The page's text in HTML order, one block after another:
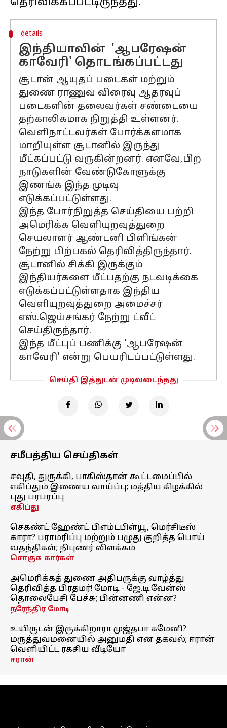
details
இந்தியாவின் 'ஆபரேஷன்
காவேரி' தொடங்கப்பட்டது
சூடான் ஆயுதப் படைகள் மற்றும்
துணை ராணுவ விரைவு ஆதரவுப்
படைகளின் தலைவர்கள் சண்டையை
தற்காலிகமாக நிறுத்தி உள்ளனர்.
வெளிநாட்டவர்கள் போர்க்களமாக
மாறியுள்ள சூடானில் இருந்து
மீட்கப்பட்டு வருகின்றனர். எனவே,பிற
நாடுகளின் வேண்டுகோளுக்கு
இணங்க இந்த முடிவு
எடுக்கப்பட்டுள்ளது.
இந்த போர்நிறுத்த செய்தியை பற்றி
அமெரிக்க வெளியுறவுத்துறை
செயலாளர் ஆண்டனி பிளிங்கன்
நேற்று பிற்பகல் தெரிவித்திருந்தார்.
சூடானில் சிக்கி இருக்கும்
இந்தியர்களை மீட்பதற்கு நடவடிக்கை
எடுக்கப்பட்டுள்ளதாக இந்திய
வெளியுறவுத்துறை அமைச்சர்
எஸ்.ஜெய்சங்கர் நேற்று ட்வீட்
செய்திருந்தார்.
இந்த மீட்புப் பணிக்கு 'ஆபரேஷன்
காவேரி' என்று பெயரிடப்பட்டுள்ளது.
செய்தி இத்துடன் முடிவடைந்தது
சமீபத்திய செய்திகள்
சவுதி, துருக்கி, பாகிஸ்தான் கூட்டமைப்பில்
எகிப்தும் இணைய வாய்ப்பு; மத்திய கிழக்கில்
புது பரபரப்பு
எகிப்து
செகண்ட் ஹேண்ட் பிஎம்டபிள்யூ, மெர்சிடீஸ்
காரா? பராமரிப்பு மற்றும் பழுது குறித்த பொய்
வதந்திகள்; நிபுணர் விளக்கம்
சொகுசு கார்கள்
அமெரிக்கத் துணை அதிபருக்கு வாழ்த்து
தெரிவித்த பிரதமர்! மோடி - ஜே.டி.வேன்ஸ்
தொலைபேசி பேச்சு; பின்னணி என்ன?
நரேந்திர மோடி
உயிருடன் இருக்கிறாரா முஜ்தபா கமேனி?
மருத்துவமனையில் அனுமதி என தகவல்; ஈரான்
வெளியிட்ட ரகசிய வீடியோ
ஈரான்